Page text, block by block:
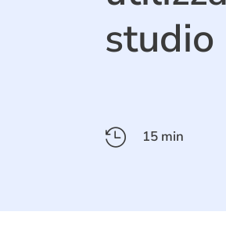
studio
 15 min